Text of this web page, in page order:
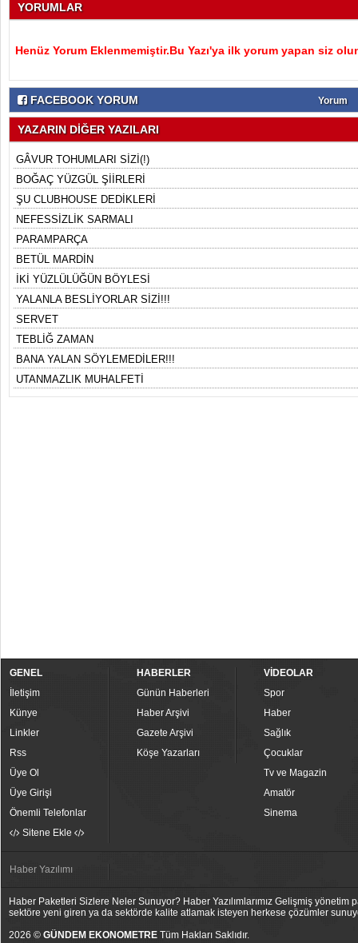
YORUMLAR
Henüz Yorum Eklenmemiştir.Bu Yazı'ya ilk yorum yapan siz
FACEBOOK YORUM Yorum
YAZARIN DİĞER YAZILARI
GÂVUR TOHUMLARI SİZİ(!)
BOĞAÇ YÜZGÜL ŞİİRLERİ
ŞU CLUBHOUSE DEDİKLERİ
NEFESSİZLİK SARMALI
PARAMPARÇA
BETÜL MARDİN
İKİ YÜZLÜLÜĞÜN BÖYLESİ
YALANLA BESLİYORLAR SİZİ!!!
SERVET
TEBLİĞ ZAMAN
BANA YALAN SÖYLEMEDİLER!!!
UTANMAZLIK MUHALFETİ
GENEL
İletişim
Künye
Linkler
Rss
Üye Ol
Üye Girişi
Önemli Telefonlar
Sitene Ekle
HABERLER
Günün Haberleri
Haber Arşivi
Gazete Arşivi
Köşe Yazarları
VİDEOLAR
Spor
Haber
Sağlık
Çocuklar
Tv ve Magazin
Amatör
Sinema
Haber Yazılımı
Haber Paketleri Sizlere Neler Sunuyor? Haber Yazılımlarımız Gelişmiş
sektöre yeni giren ya da sektörde kalite atlamak isteyen herkese çözümler
2026 © GÜNDEM EKONOMETRE Tüm Hakları Saklıdır.